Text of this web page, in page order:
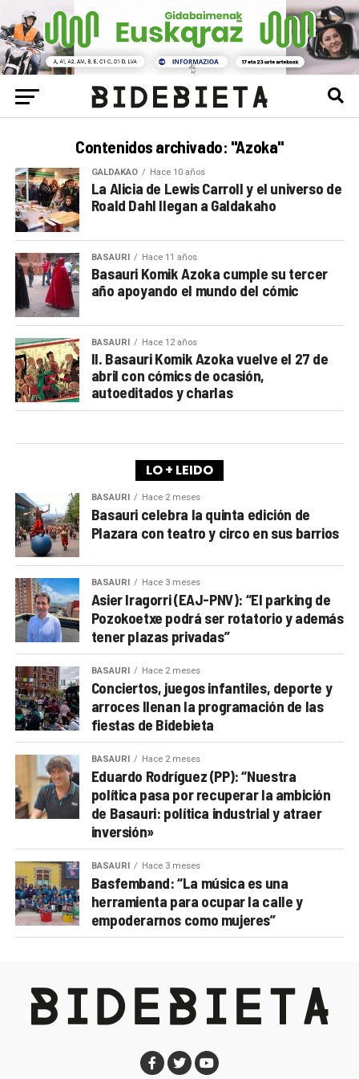
Contenidos archivado: "Azoka"
GALDAKAO Hace 10 años
La Alicia de Lewis Carroll y el universo de
Roald Dahl llegan a Galdakaho
BASAURI Hace 11 años
Basauri Komik Azoka cumple su tercer
año apoyando el mundo del cómic
BASAURI Hace 12 años
II. Basauri Komik Azoka vuelve el 27 de
abril con cómics de ocasión,
autoeditados y charlas
LO + LEIDO
BASAURI Hace 2 meses
Basauri celebra la quinta edición de
Plazara con teatro y circo en sus barrios
BASAURI Hace 3 meses
Asier Iragorri (EAJ-PNV): “El parking de
Pozokoetxe podrá ser rotatorio y además
tener plazas privadas”
BASAURI Hace 2 meses
Conciertos, juegos infantiles, deporte y
arroces llenan la programación de las
fiestas de Bidebieta
BASAURI Hace 2 meses
Eduardo Rodríguez (PP): “Nuestra
política pasa por recuperar la ambición
de Basauri: política industrial y atraer
inversión»
BASAURI Hace 3 meses
Basfemband: “La música es una
herramienta para ocupar la calle y
empoderarnos como mujeres”